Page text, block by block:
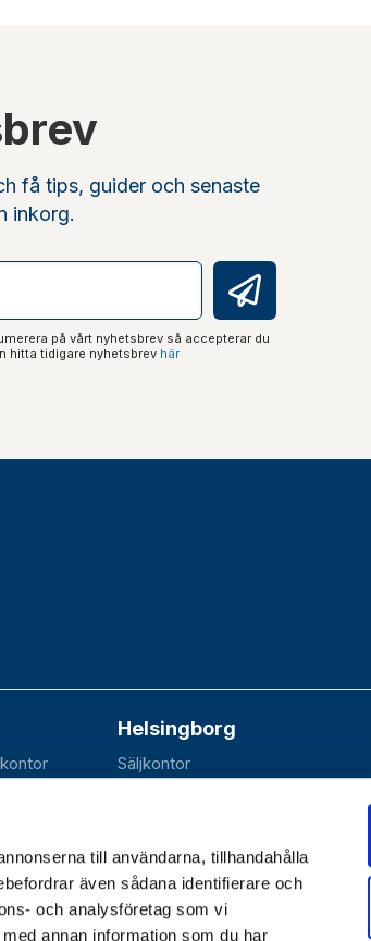
till användarna, tillhandahålla
även sådana identifierare och
och analysföretag som vi
annan information som du har
få tips, guider och senaste
inkorg.
på vårt nyhetsbrev så accepterar du
hitta tidigare nyhetsbrev här
Helsingborg
Säljkontor